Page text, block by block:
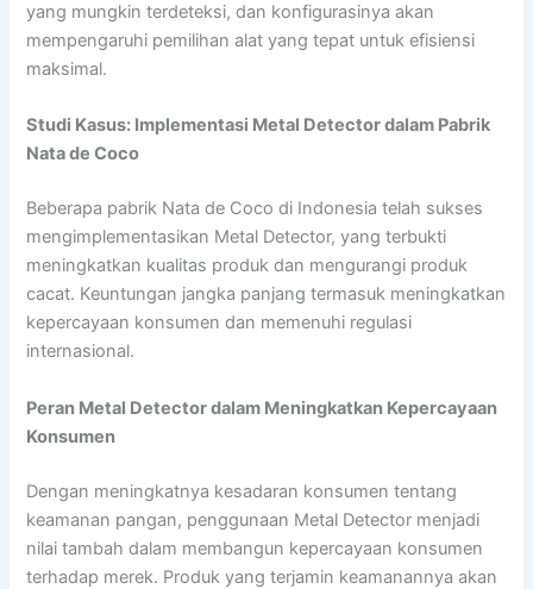
yang mungkin terdeteksi, dan konfigurasinya akan
mempengaruhi pemilihan alat yang tepat untuk efisiensi
maksimal.
Studi Kasus: Implementasi Metal Detector dalam Pabrik
Nata de Coco
Beberapa pabrik Nata de Coco di Indonesia telah sukses
mengimplementasikan Metal Detector, yang terbukti
meningkatkan kualitas produk dan mengurangi produk
cacat. Keuntungan jangka panjang termasuk meningkatkan
kepercayaan konsumen dan memenuhi regulasi
internasional.
Peran Metal Detector dalam Meningkatkan Kepercayaan
Konsumen
Dengan meningkatnya kesadaran konsumen tentang
keamanan pangan, penggunaan Metal Detector menjadi
nilai tambah dalam membangun kepercayaan konsumen
terhadap merek. Produk yang terjamin keamanannya akan